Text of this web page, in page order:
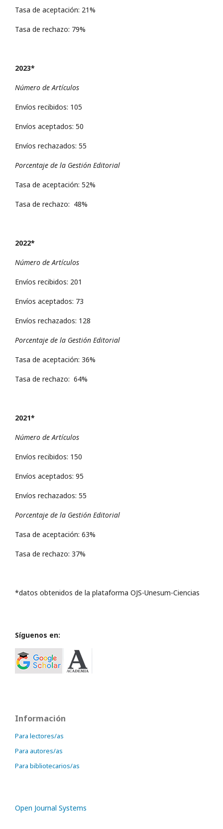
Tasa de aceptación: 21%
Tasa de rechazo: 79%
2023*
Número de Artículos
Envíos recibidos: 105
Envíos aceptados: 50
Envíos rechazados: 55
Porcentaje de la Gestión Editorial
Tasa de aceptación: 52%
Tasa de rechazo: 48%
2022*
Número de Artículos
Envíos recibidos: 201
Envíos aceptados: 73
Envíos rechazados: 128
Porcentaje de la Gestión Editorial
Tasa de aceptación: 36%
Tasa de rechazo: 64%
2021*
Número de Artículos
Envíos recibidos: 150
Envíos aceptados: 95
Envíos rechazados: 55
Porcentaje de la Gestión Editorial
Tasa de aceptación: 63%
Tasa de rechazo: 37%
*datos obtenidos de la plataforma OJS-Unesum-Ciencias
Síguenos en:
Información
Para lectores/as
Para autores/as
Para bibliotecarios/as
Open Journal Systems